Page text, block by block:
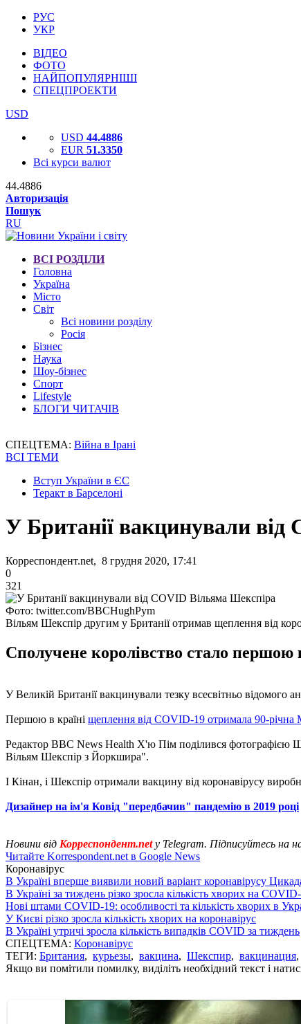
РУС
УКР
ВІДЕО
ФОТО
НАЙПОПУЛЯРНІШІ
СПЕЦПРОЕКТИ
USD
USD 44.4886
EUR 51.3350
Всі курси валют
44.4886
Авторизація
Пошук
RU
ВСІ РОЗДІЛИ
Головна
Україна
Місто
Світ
Всі новини розділу
Росія
Бізнес
Наука
Шоу-бізнес
Спорт
Lifestyle
БЛОГИ ЧИТАЧІВ
СПЕЦТЕМА: Війна в Ірані
ВСІ ТЕМИ
Вступ України в ЄС
Теракт в Барселоні
У Британії вакцинували
Корреспондент.net, 8 грудня 2020, 17:41
0
321
Фото: twitter.com/BBCHughPym
Вільям Шекспір другим у Британії отримав щеплення від
Сполучене королівство стало першою
У Великій Британії вакцинували тезку всесвітньо відомого
Першою в країні щеплення від COVID-19 отримала 90-річна
Редактор BBC News Health Х'ю Пім поділився фотографією
Вільям Шекспір ​​з Йоркшира".
І Кінан, і Шекспір ​​отримали вакцину від коронавірусу
Дизайнер на ім'я Ковід "передбачив" пандемію в 2019 році
Новини від Корреспондент.netу Telegram. Підписуйтесь на
Читайте Korrespondent.net в Google News
Коронавірус
В Україні вперше виявили новий варіант коронавірусу
В Україні за тиждень різко зросла кількість хворих на
Нові штами COVID-19: особливості та кількість хворих в
У Києві різко зросла кількість хворих на коронавірус
В Україні утричі зросла кількість випадків COVID за тиждень
СПЕЦТЕМА: Коронавірус
ТЕГИ: Британия, курьезы, вакцина, Шекспир, вакцинация,
Якщо ви помітили помилку, виділіть необхідний текст і